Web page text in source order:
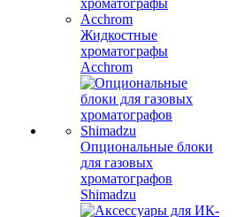
Жидкостные
хроматографы
Acchrom
Опциональные блоки
для газовых
хроматографов
Shimadzu